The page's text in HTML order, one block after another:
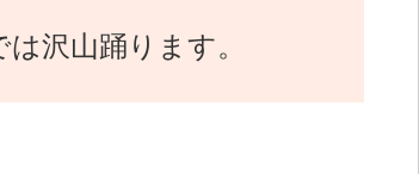
沢山踊ります。